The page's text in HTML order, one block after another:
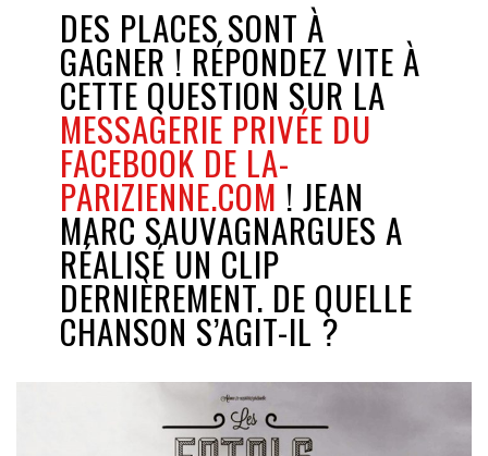
DES PLACES SONT À
GAGNER ! RÉPONDEZ VITE À
CETTE QUESTION SUR LA
MESSAGERIE PRIVÉE DU
FACEBOOK DE LA-
PARIZIENNE.COM ! JEAN
MARC SAUVAGNARGUES A
RÉALISÉ UN CLIP
DERNIÈREMENT. DE QUELLE
CHANSON S’AGIT-IL ?